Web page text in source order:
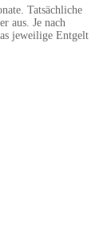
Tatsächliche
aus. Je nach
jeweilige Entgelt